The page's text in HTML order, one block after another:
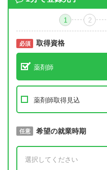
1 2
必須 取得資格
薬剤師
薬剤師取得見込
必須 取得予定年
任意 希望の就業時期